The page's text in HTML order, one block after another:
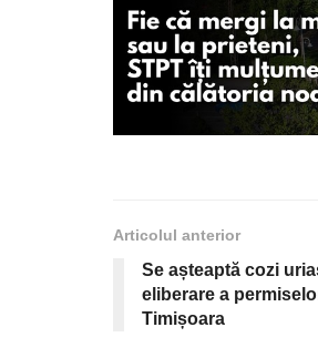
Articolul anterior
Se așteaptă cozi
eliberare a
Timișoara